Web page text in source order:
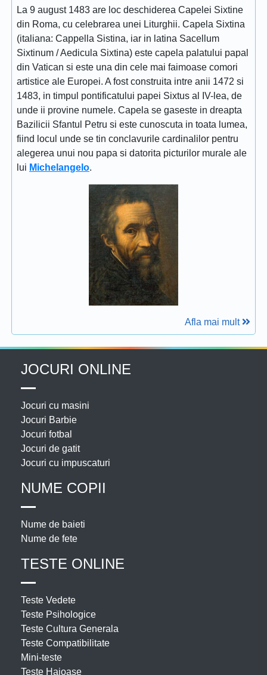
La 9 august 1483 are loc deschiderea Capelei Sixtine
din Roma, cu celebrarea unei Liturghii. Capela Sixtina
(italiana: Cappella Sistina, iar in latina Sacellum
Sixtinum / Aedicula Sixtina) este capela palatului papal
din Vatican si este una din cele mai faimoase comori
artistice ale Europei. A fost construita intre anii 1472 si
1483, in timpul pontificatului papei Sixtus al IV-lea, de
unde ii provine numele. Capela se gaseste in dreapta
Bazilicii Sfantul Petru si este cunoscuta in toata lumea,
fiind locul unde se tin conclavurile cardinalilor pentru
alegerea unui nou papa si datorita picturilor murale ale
lui Michelangelo.
Afla mai mult
JOCURI ONLINE
Jocuri cu masini
Jocuri Barbie
Jocuri fotbal
Jocuri de gatit
Jocuri cu impuscaturi
NUME COPII
Nume de baieti
Nume de fete
TESTE ONLINE
Teste Vedete
Teste Psihologice
Teste Cultura Generala
Teste Compatibilitate
Mini-teste
Teste Haioase